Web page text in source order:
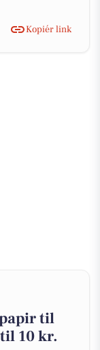
Kopiér link
til
10 kr.